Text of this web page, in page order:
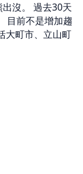
沒。 過去30天
目前不是增加趨
大町市、立山町